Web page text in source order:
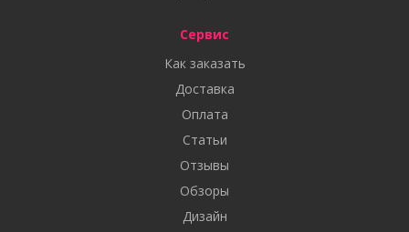
Сервис
Как заказать
Доставка
Оплата
Статьи
Отзывы
Обзоры
Дизайн